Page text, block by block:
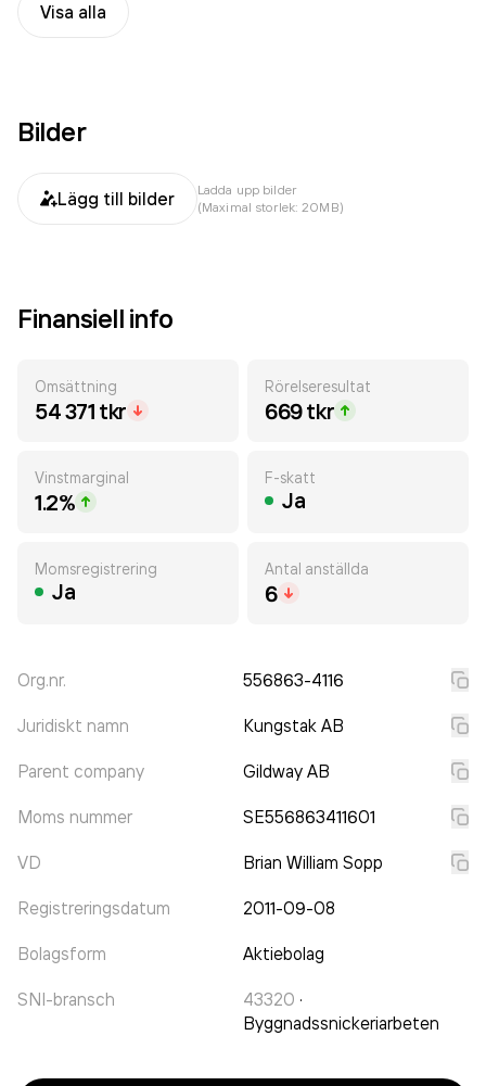
Visa alla
Bilder
Lägg till bilder
Ladda upp bilder
(Maximal storlek: 20MB)
Finansiell info
Omsättning
54 371 tkr
Rörelseresultat
669 tkr
Vinstmarginal
1.2%
F-skatt
Ja
Momsregistrering
Ja
Antal anställda
6
Org.nr. 556863-4116
Juridiskt namn Kungstak AB
Parent company Gildway AB
Moms nummer SE556863411601
VD Brian William Sopp
Registreringsdatum 2011-09-08
Bolagsform Aktiebolag
SNI-bransch 43320 ·
Byggnadssnickeriarbeten